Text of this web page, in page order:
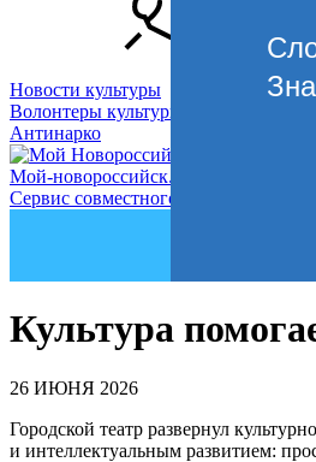
Новости культуры
Волонтеры культуры
Антинарко
Мой-новороссийск.рф
Сервис совместного управления
Культура
26 ИЮНЯ 2026
Городской театр развернул
и интеллектуальным развитием: